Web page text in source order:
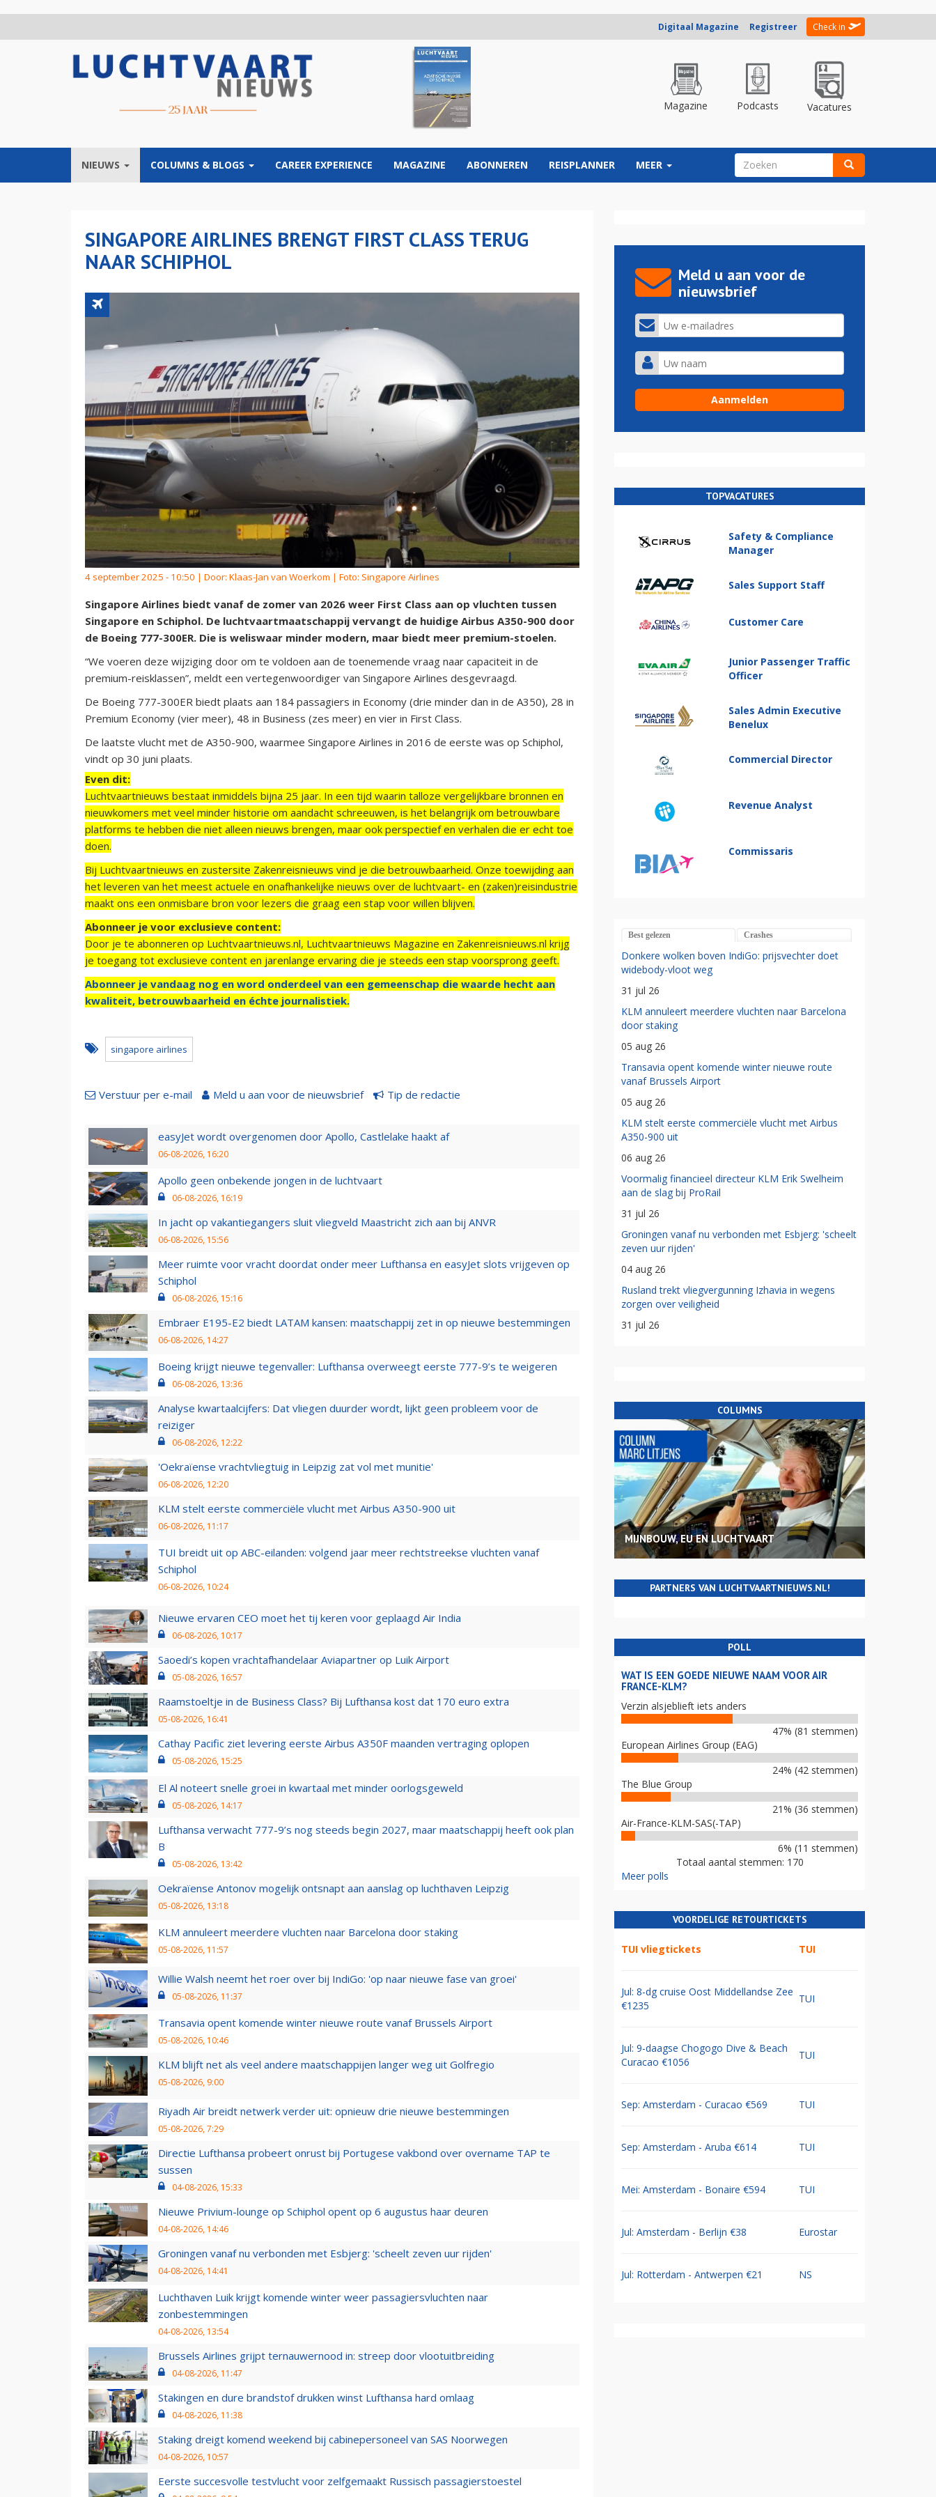
Digitaal Magazine Registreer Check in
Magazine Podcasts Vacatures
NIEUWS COLUMNS & BLOGS CAREER EXPERIENCE MAGAZINE ABONNEREN REISPLANNER MEER ZOEKVELD
SINGAPORE AIRLINES BRENGT FIRST CLASS TERUG
NAAR SCHIPHOL
4 september 2025 - 10:50 | Door: Klaas-Jan van Woerkom | Foto: Singapore Airlines
Singapore Airlines biedt vanaf de zomer van 2026 weer First Class aan op vluchten tussen
Singapore en Schiphol. De luchtvaartmaatschappij vervangt de huidige Airbus A350-900 door
de Boeing 777-300ER. Die is weliswaar minder modern, maar biedt meer premium-stoelen.
“We voeren deze wijziging door om te voldoen aan de toenemende vraag naar capaciteit in de
premium-reisklassen”, meldt een vertegenwoordiger van Singapore Airlines desgevraagd.
De Boeing 777-300ER biedt plaats aan 184 passagiers in Economy (drie minder dan in de A350), 28 in
Premium Economy (vier meer), 48 in Business (zes meer) en vier in First Class.
De laatste vlucht met de A350-900, waarmee Singapore Airlines in 2016 de eerste was op Schiphol,
vindt op 30 juni plaats.
Even dit:
Luchtvaartnieuws bestaat inmiddels bijna 25 jaar. In een tijd waarin talloze vergelijkbare bronnen en
nieuwkomers met veel minder historie om aandacht schreeuwen, is het belangrijk om betrouwbare
platforms te hebben die niet alleen nieuws brengen, maar ook perspectief en verhalen die er echt toe
doen.
Bij Luchtvaartnieuws en zustersite Zakenreisnieuws vind je die betrouwbaarheid. Onze toewijding aan
het leveren van het meest actuele en onafhankelijke nieuws over de luchtvaart- en (zaken)reisindustrie
maakt ons een onmisbare bron voor lezers die graag een stap voor willen blijven.
Abonneer je voor exclusieve content:
Door je te abonneren op Luchtvaartnieuws.nl, Luchtvaartnieuws Magazine en Zakenreisnieuws.nl krijg
je toegang tot exclusieve content en jarenlange ervaring die je steeds een stap voorsprong geeft.
Abonneer je vandaag nog en word onderdeel van een gemeenschap die waarde hecht aan
kwaliteit, betrouwbaarheid en échte journalistiek.
singapore airlines
Verstuur per e-mail Meld u aan voor de nieuwsbrief Tip de redactie
easyJet wordt overgenomen door Apollo, Castlelake haakt af
06-08-2026, 16:20
Apollo geen onbekende jongen in de luchtvaart
06-08-2026, 16:19
In jacht op vakantiegangers sluit vliegveld Maastricht zich aan bij ANVR
06-08-2026, 15:56
Meer ruimte voor vracht doordat onder meer Lufthansa en easyJet slots vrijgeven op
Schiphol
06-08-2026, 15:16
Embraer E195-E2 biedt LATAM kansen: maatschappij zet in op nieuwe bestemmingen
06-08-2026, 14:27
Boeing krijgt nieuwe tegenvaller: Lufthansa overweegt eerste 777-9’s te weigeren
06-08-2026, 13:36
Analyse kwartaalcijfers: Dat vliegen duurder wordt, lijkt geen probleem voor de
reiziger
06-08-2026, 12:22
'Oekraïense vrachtvliegtuig in Leipzig zat vol met munitie'
06-08-2026, 12:20
KLM stelt eerste commerciële vlucht met Airbus A350-900 uit
06-08-2026, 11:17
TUI breidt uit op ABC-eilanden: volgend jaar meer rechtstreekse vluchten vanaf
Schiphol
06-08-2026, 10:24
Nieuwe ervaren CEO moet het tij keren voor geplaagd Air India
06-08-2026, 10:17
Saoedi’s kopen vrachtafhandelaar Aviapartner op Luik Airport
05-08-2026, 16:57
Raamstoeltje in de Business Class? Bij Lufthansa kost dat 170 euro extra
05-08-2026, 16:41
Cathay Pacific ziet levering eerste Airbus A350F maanden vertraging oplopen
05-08-2026, 15:25
El Al noteert snelle groei in kwartaal met minder oorlogsgeweld
05-08-2026, 14:17
Lufthansa verwacht 777-9’s nog steeds begin 2027, maar maatschappij heeft ook plan
B
05-08-2026, 13:42
Oekraïense Antonov mogelijk ontsnapt aan aanslag op luchthaven Leipzig
05-08-2026, 13:18
KLM annuleert meerdere vluchten naar Barcelona door staking
05-08-2026, 11:57
Willie Walsh neemt het roer over bij IndiGo: 'op naar nieuwe fase van groei'
05-08-2026, 11:37
Transavia opent komende winter nieuwe route vanaf Brussels Airport
05-08-2026, 10:46
KLM blijft net als veel andere maatschappijen langer weg uit Golfregio
05-08-2026, 9:00
Riyadh Air breidt netwerk verder uit: opnieuw drie nieuwe bestemmingen
05-08-2026, 7:29
Directie Lufthansa probeert onrust bij Portugese vakbond over overname TAP te
sussen
04-08-2026, 15:33
Nieuwe Privium-lounge op Schiphol opent op 6 augustus haar deuren
04-08-2026, 14:46
Groningen vanaf nu verbonden met Esbjerg: 'scheelt zeven uur rijden'
04-08-2026, 14:41
Luchthaven Luik krijgt komende winter weer passagiersvluchten naar
zonbestemmingen
04-08-2026, 13:54
Brussels Airlines grijpt ternauwernood in: streep door vlootuitbreiding
04-08-2026, 11:47
Stakingen en dure brandstof drukken winst Lufthansa hard omlaag
04-08-2026, 11:38
Staking dreigt komend weekend bij cabinepersoneel van SAS Noorwegen
04-08-2026, 10:57
Eerste succesvolle testvlucht voor zelfgemaakt Russisch passagierstoestel
Meld u aan voor de
nieuwsbrief
TOPVACATURES
Safety & Compliance
Manager
Sales Support Staff
Customer Care
Junior Passenger Traffic
Officer
Sales Admin Executive
Benelux
Commercial Director
Revenue Analyst
Commissaris
Best gelezen Crashes
Donkere wolken boven IndiGo: prijsvechter doet
widebody-vloot weg
31 jul 26
KLM annuleert meerdere vluchten naar Barcelona
door staking
05 aug 26
Transavia opent komende winter nieuwe route
vanaf Brussels Airport
05 aug 26
KLM stelt eerste commerciële vlucht met Airbus
A350-900 uit
06 aug 26
Voormalig financieel directeur KLM Erik Swelheim
aan de slag bij ProRail
31 jul 26
Groningen vanaf nu verbonden met Esbjerg: 'scheelt
zeven uur rijden'
04 aug 26
Rusland trekt vliegvergunning Izhavia in wegens
zorgen over veiligheid
31 jul 26
COLUMNS
MIJNBOUW, EU EN LUCHTVAART
PARTNERS VAN LUCHTVAARTNIEUWS.NL!
POLL
WAT IS EEN GOEDE NIEUWE NAAM VOOR AIR
FRANCE-KLM?
Verzin alsjeblieft iets anders
47% (81 stemmen)
European Airlines Group (EAG)
24% (42 stemmen)
The Blue Group
21% (36 stemmen)
Air-France-KLM-SAS(-TAP)
6% (11 stemmen)
Totaal aantal stemmen: 170
Meer polls
VOORDELIGE RETOURTICKETS
TUI vliegtickets TUI
Jul: 8-dg cruise Oost Middellandse Zee
€1235
TUI
Jul: 9-daagse Chogogo Dive & Beach
Curacao €1056
TUI
Sep: Amsterdam - Curacao €569 TUI
Sep: Amsterdam - Aruba €614 TUI
Mei: Amsterdam - Bonaire €594 TUI
Jul: Amsterdam - Berlijn €38 Eurostar
Jul: Rotterdam - Antwerpen €21 NS